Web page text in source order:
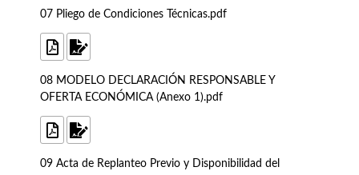
07 Pliego de Condiciones Técnicas.pdf
08 MODELO DECLARACIÓN RESPONSABLE Y
OFERTA ECONÓMICA (Anexo 1).pdf
09 Acta de Replanteo Previo y Disponibilidad del